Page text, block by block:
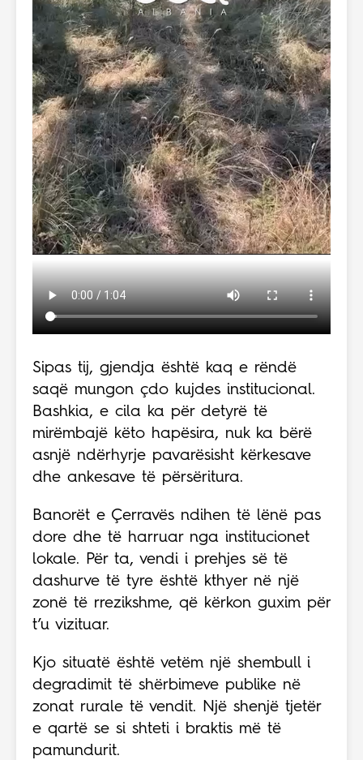
Sipas tij, gjendja është kaq e rëndë
saqë mungon çdo kujdes institucional.
Bashkia, e cila ka për detyrë të
mirëmbajë këto hapësira, nuk ka bërë
asnjë ndërhyrje pavarësisht kërkesave
dhe ankesave të përsëritura.
Banorët e Çerravës ndihen të lënë pas
dore dhe të harruar nga institucionet
lokale. Për ta, vendi i prehjes së të
dashurve të tyre është kthyer në një
zonë të rrezikshme, që kërkon guxim për
t’u vizituar.
Kjo situatë është vetëm një shembull i
degradimit të shërbimeve publike në
zonat rurale të vendit. Një shenjë tjetër
e qartë se si shteti i braktis më të
pamundurit.